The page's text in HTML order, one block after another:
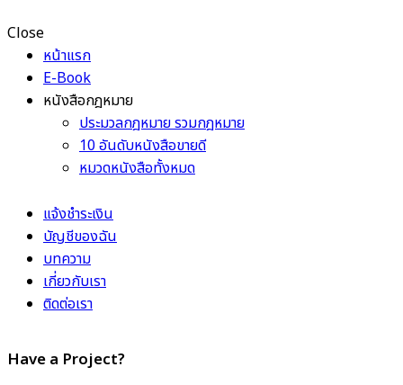
Close
หน้าแรก
E-Book
หนังสือกฎหมาย
ประมวลกฎหมาย รวมกฎหมาย
10 อันดับหนังสือขายดี
หมวดหนังสือทั้งหมด
แจ้งชำระเงิน
บัญชีของฉัน
บทความ
เกี่ยวกับเรา
ติดต่อเรา
Have a Project?